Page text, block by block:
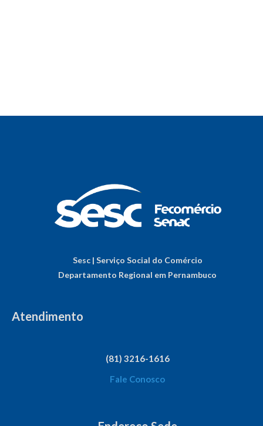
Sesc | Serviço Social do Comércio
Departamento Regional em Pernambuco
Atendimento
(81) 3216-1616
Fale Conosco